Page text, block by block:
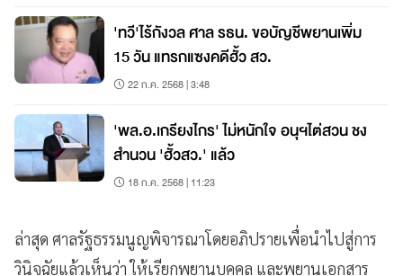
'ทวี'ไร้กังวล ศาล รธน. ขอบัญชีพยานเพิ่ม
15 วัน แทรกแซงคดีฮั้ว สว.
22 ก.ค. 2568 | 3:48
'พล.อ.เกรียงไกร' ไม่หนักใจ อนุฯไต่สวน ชง
สำนวน 'ฮั้วสว.' แล้ว
18 ก.ค. 2568 | 11:23
ล่าสุด ศาลรัฐธรรมนูญพิจารณาโดยอภิปรายเพื่อนำไปสู่การ
วินิจฉัยแล้วเห็นว่า ให้เรียกพยานบุคคล และพยานเอกสาร